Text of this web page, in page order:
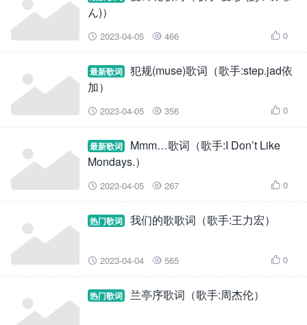
ん)）
 2023-04-05  466  0
最新歌词
犯规(muse)歌词（歌手:step.jad依
加）
 2023-04-05  356  0
最新歌词
Mmm…歌词（歌手:I Don’t Like
Mondays.）
 2023-04-05  267  0
热门歌词 我们的歌歌词（歌手:王力宏）
 2023-04-04  565  0
热门歌词 兰亭序歌词（歌手:周杰伦）